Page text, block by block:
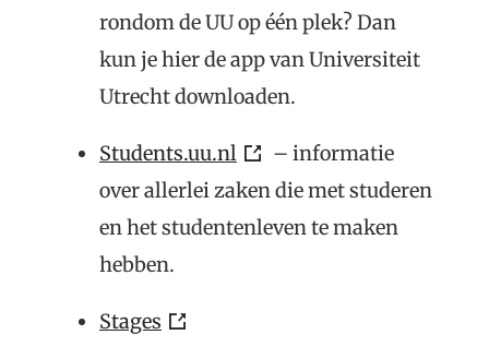
rondom de UU op één plek? Dan
kun je hier de app van Universiteit
Utrecht downloaden.
Students.uu.nl
– informatie
over allerlei zaken die met studeren
en het studentenleven te maken
hebben.
Stages